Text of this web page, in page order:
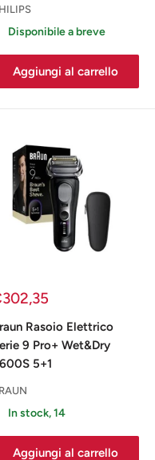
Disponibile a breve
Aggiungi al carrello
Rasoio Elettrico
9 Pro+ Wet&Dry
5+1
In stock, 14
Aggiungi al carrello